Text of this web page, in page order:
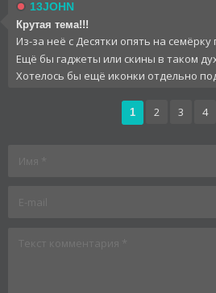
13JOHN
Крутая тема!!!
Из-за неё с Десятки опять на
Ещё бы гаджеты или скины в таком
Хотелось бы ещё иконки отдельно
1 2 3 4